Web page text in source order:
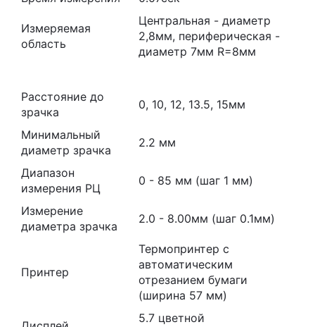
Измеряемая
область
Центральная - диаметр
2,8мм, периферическая -
диаметр 7мм R=8мм
Расстояние до
зрачка
0, 10, 12, 13.5, 15мм
Минимальный
диаметр зрачка
2.2 мм
Диапазон
измерения РЦ
0 - 85 мм (шаг 1 мм)
Измерение
диаметра зрачка
2.0 - 8.00мм (шаг 0.1мм)
Принтер
Термопринтер с
автоматическим
отрезанием бумаги
(ширина 57 мм)
5.7 цветной